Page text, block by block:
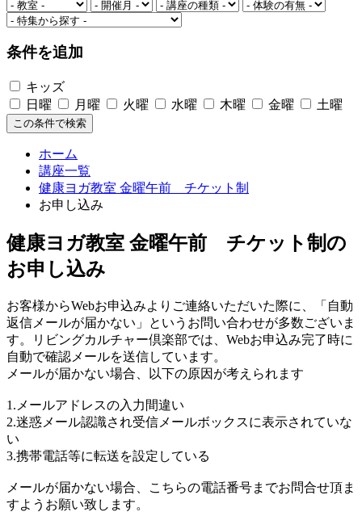
条件を追加
キッズ
日曜
月曜 火曜 水曜 木曜 金曜 土曜
この条件で検索
ホーム
講座一覧
健康ヨガ教室 金曜午前 チケット制
お申し込み
健康ヨガ教室 金曜午前 チケット制の
お申し込み
お客様からWebお申込みよりご連絡いただいた際に、「自動
返信メールが届かない」というお問い合わせが多数ございま
す。リビングカルチャー倶楽部では、Webお申込み完了時に
自動で確認メールを送信しています。
メールが届かない場合、以下の原因が考えられます
1.メールアドレスの入力間違い
2.迷惑メール認識され受信メールボックスに表示されていな
い
3.携帯電話等に転送を設定している
メールが届かない場合、こちらの電話番号までお問合せ頂ま
すようお願い致します。